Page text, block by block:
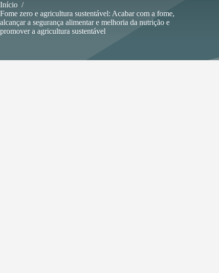
Início /
Fome zero e agricultura sustentável: Acabar com a fome,
alcançar a segurança alimentar e melhoria da nutrição e
promover a agricultura sustentável